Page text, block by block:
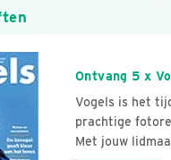
Ontvang 5 x
Vogels is het
prachtige
Met jouw